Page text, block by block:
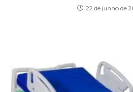
22 de junho de